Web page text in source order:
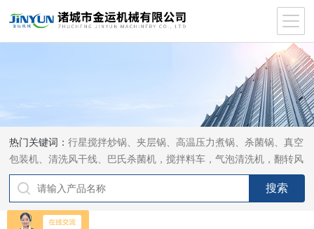
热门关键词：行星搅拌炒锅、夹层锅、高温压力煮锅、杀菌锅、真空
包装机、清洗风干线、巴氏杀菌机，搅拌料车，气泡清洗机，翻转风
干机